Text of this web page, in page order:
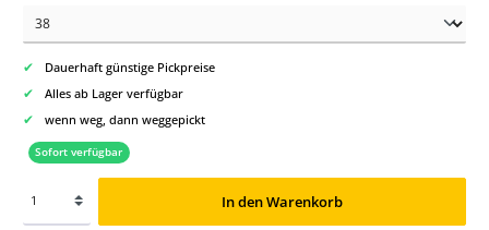
✔ Dauerhaft günstige Pickpreise
✔ Alles ab Lager verfügbar
✔ wenn weg, dann weggepickt
Sofort verfügbar
In den Warenkorb